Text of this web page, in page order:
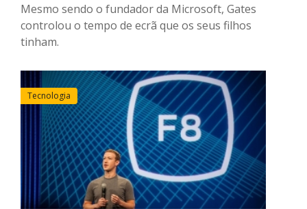
Mesmo sendo o fundador da Microsoft, Gates
controlou o tempo de ecrã que os seus filhos
tinham.
Tecnologia